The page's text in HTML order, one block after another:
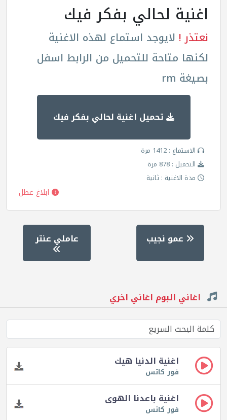
اغنية لحالي بفكر فيك
نعتذر ! لايوجد استماع لهذه الاغنية
لكنها متاحة للتحميل من الرابط اسفل
بصيغة rm
تحميل اغنية لحالي بفكر فيك
الاستماع : 1412 مرة
التحميل : 878 مرة
مدة الاغنية : ثانية
ابلاغ عطل
عمو نجيب عاملي عنتر
اغاني البوم اغاني اخري
اغنية الدنيا هيك
فور كاتس
اغنية باعدنا الهوى
فور كاتس